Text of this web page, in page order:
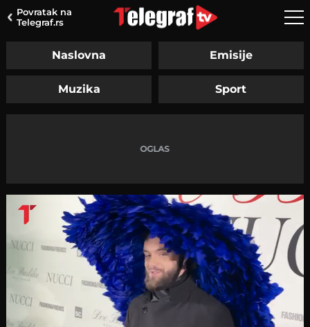
Povratak na
Telegraf.rs
Naslovna Emisije
Muzika Sport